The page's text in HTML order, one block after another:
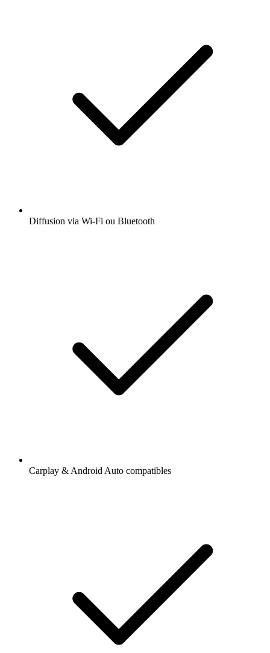
Diffusion via Wi-Fi ou Bluetooth
Carplay & Android Auto compatibles